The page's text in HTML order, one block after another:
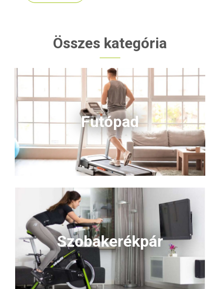
Összes kategória
Futópad
Szobakerékpár